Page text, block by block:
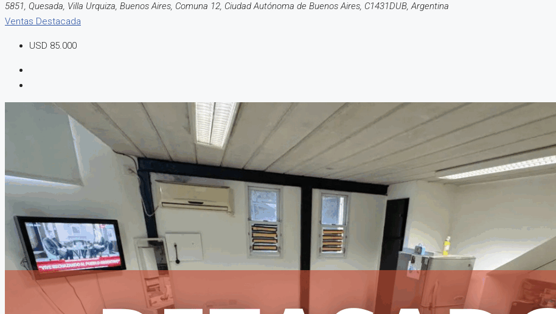
5851, Quesada, Villa Urquiza, Buenos Aires, Comuna 12, Ciudad Autónoma de Buenos Aires, C1431DUB, Argentina
Ventas Destacada
USD 85.000